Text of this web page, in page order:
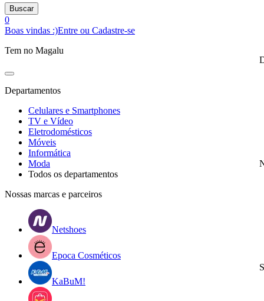
Buscar
0
Boas vindas :)Entre ou Cadastre-se
Tem no Magalu
Departamentos
Celulares e Smartphones
TV e Vídeo
Eletrodomésticos
Móveis
Informática
Moda
Todos os departamentos
Nossas marcas e parceiros
Netshoes
Epoca Cosméticos
KaBuM!